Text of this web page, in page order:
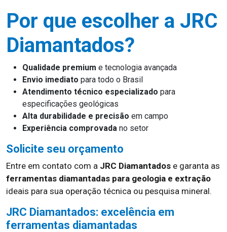
Por que escolher a JRC
Diamantados?
Qualidade premium e tecnologia avançada
Envio imediato para todo o Brasil
Atendimento técnico especializado para
especificações geológicas
Alta durabilidade e precisão em campo
Experiência comprovada no setor
Solicite seu orçamento
Entre em contato com a JRC Diamantados e garanta as
ferramentas diamantadas para geologia e extração
ideais para sua operação técnica ou pesquisa mineral.
JRC Diamantados: excelência em
ferramentas diamantadas